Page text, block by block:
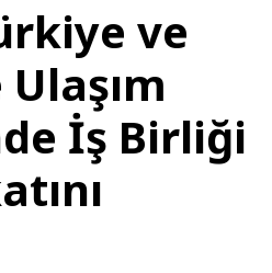
ve
İş Birliği